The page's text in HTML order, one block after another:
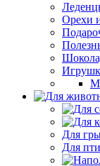
Орехи
Для
Для